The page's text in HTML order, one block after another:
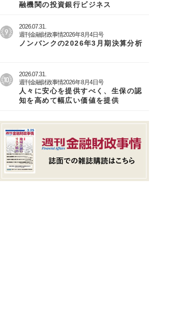
融機関の投資銀行ビジネス
2026.07.31.
週刊金融財政事情2026年8月4日号
ノンバンクの2026年3月期決算分析
2026.07.31.
週刊金融財政事情2026年8月4日号
人々に安心を提供すべく、生保の認
知を高めて幅広い価値を提供